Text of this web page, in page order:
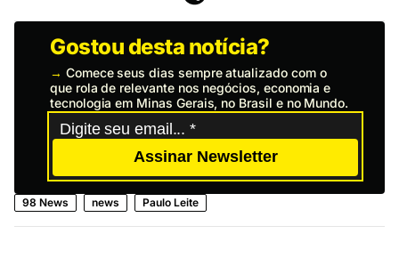
Gostou desta notícia?
→ Comece seus dias sempre atualizado com o
que rola de relevante nos negócios, economia e
tecnologia em Minas Gerais, no Brasil e no Mundo.
Assinar Newsletter
98 News news Paulo Leite